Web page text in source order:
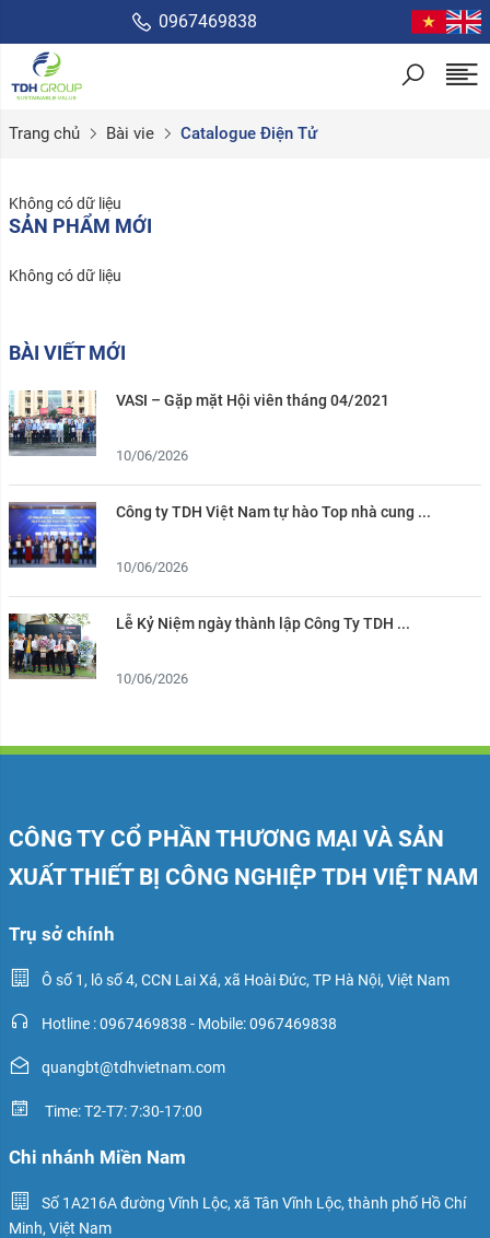
0967469838
Trang chủ Bài vie Catalogue Điện Tử
Không có dữ liệu
SẢN PHẨM MỚI
Không có dữ liệu
BÀI VIẾT MỚI
VASI – Gặp mặt Hội viên tháng 04/2021
10/06/2026
Công ty TDH Việt Nam tự hào Top nhà cung ...
10/06/2026
Lễ Kỷ Niệm ngày thành lập Công Ty TDH ...
10/06/2026
CÔNG TY CỔ PHẦN THƯƠNG MẠI VÀ SẢN
XUẤT THIẾT BỊ CÔNG NGHIỆP TDH VIỆT NAM
Trụ sở chính
Ô số 1, lô số 4, CCN Lai Xá, xã Hoài Đức, TP Hà Nội, Việt Nam
Hotline : 0967469838 - Mobile: 0967469838
quangbt@tdhvietnam.com
Time: T2-T7: 7:30-17:00
Chi nhánh Miền Nam
Số 1A216A đường Vĩnh Lộc, xã Tân Vĩnh Lộc, thành phố Hồ Chí
Minh, Việt Nam